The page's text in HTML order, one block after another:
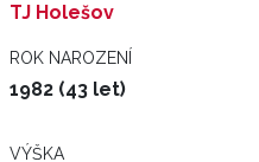
TJ Holešov
ROK NAROZENÍ
1982 (43 let)
VÝŠKA